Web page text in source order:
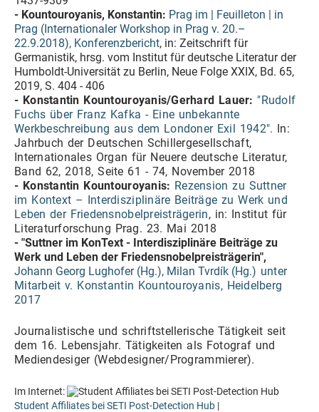
- Kountouroyanis, Konstantin: Prag im | Feuilleton | in
Prag (Internationaler Workshop in Prag v. 20.–
22.9.2018), Konferenzbericht, in: Zeitschrift für
Germanistik, hrsg. vom Institut für deutsche Literatur der
Humboldt-Universität zu Berlin, Neue Folge XXIX, Bd. 65,
2019, S. 404 - 406
- Konstantin Kountouroyanis/Gerhard Lauer: "Rudolf
Fuchs über Franz Kafka - Eine unbekannte
Werkbeschreibung aus dem Londoner Exil 1942". In:
Jahrbuch der Deutschen Schillergesellschaft,
Internationales Organ für Neuere deutsche Literatur,
Band 62, 2018, Seite 61 - 74, November 2018
- Konstantin Kountouroyanis: Rezension zu Suttner
im Kontext – Interdisziplinäre Beiträge zu Werk und
Leben der Friedensnobelpreisträgerin, in: Institut für
Literaturforschung Prag. 23. Mai 2018
- "Suttner im KonText - Interdisziplinäre Beiträge zu
Werk und Leben der Friedensnobelpreisträgerin",
Johann Georg Lughofer (Hg.), Milan Tvrdík (Hg.) unter
Mitarbeit v. Konstantin Kountouroyanis, Heidelberg
2017
Journalistische und schriftstellerische Tätigkeit seit
dem 16. Lebensjahr. Tätigkeiten als Fotograf und
Mediendesiger (Webdesigner/Programmierer).
Im Internet:
Student Affiliates bei SETI Post-Detection Hub |